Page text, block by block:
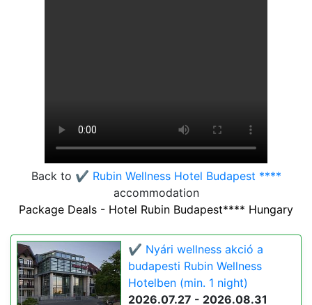
Back to ✔️ Rubin Wellness Hotel Budapest ****
accommodation
Package Deals - Hotel Rubin Budapest**** Hungary
✔️ Nyári wellness akció a
budapesti Rubin Wellness
Hotelben (min. 1 night)
2026.07.27 - 2026.08.31